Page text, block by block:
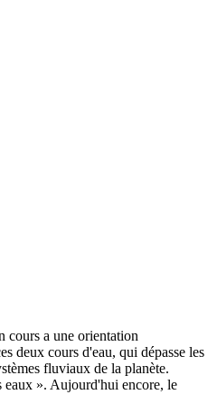
cours a une orientation
deux cours d'eau, qui dépasse les
fluviaux de la planète.
eaux ». Aujourd'hui encore, le